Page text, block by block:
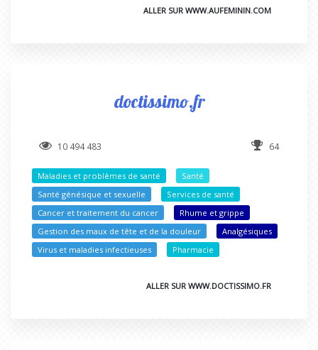
ALLER SUR WWW.AUFEMININ.COM
doctissimo.fr
10 494 483 64
Maladies et problèmes de santé
Santé
Santé génésique et sexuelle
Services de santé
Cancer et traitement du cancer
Rhume et grippe
Gestion des maux de tête et de la douleur
Analgésiques
Virus et maladies infectieuses
Pharmacie
ALLER SUR WWW.DOCTISSIMO.FR